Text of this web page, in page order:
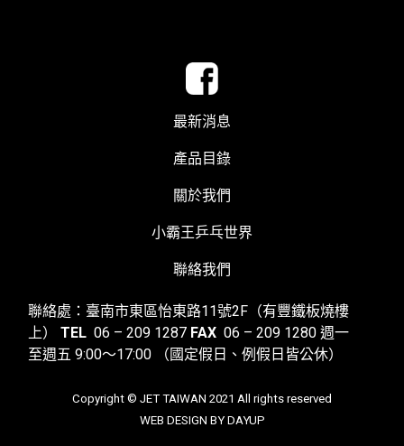
最新消息
產品目錄
關於我們
小霸王乒乓世界
聯絡我們
聯絡處：臺南市東區怡東路11號2F（有豐鐵板燒樓
上）
TEL06 – 209 1287 FAX06 – 209 1280 週一
至週五 9:00～17:00
（國定假日、例假日皆公休）
Copyright © JET TAIWAN 2021 All rights reserved
WEB DESIGN BY DAYUP